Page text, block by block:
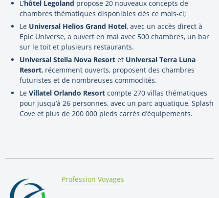
L’hôtel Legoland propose 20 nouveaux concepts de
chambres thématiques disponibles dès ce mois-ci;
Le Universal Helios Grand Hotel, avec un accès direct à
Epic Universe, a ouvert en mai avec 500 chambres, un bar
sur le toit et plusieurs restaurants.
Universal Stella Nova Resort et Universal Terra Luna
Resort, récemment ouverts, proposent des chambres
futuristes et de nombreuses commodités.
Le Villatel Orlando Resort compte 270 villas thématiques
pour jusqu’à 26 personnes, avec un parc aquatique, Splash
Cove et plus de 200 000 pieds carrés d’équipements.
By:
Profession Voyages